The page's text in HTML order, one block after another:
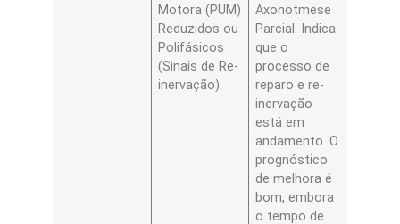
Motora (PUM)
Reduzidos ou
Polifásicos
(Sinais de Re-
inervação).
Axonotmese
Parcial. Indica
que o
processo de
reparo e re-
inervação
está em
andamento. O
prognóstico
de melhora é
bom, embora
o tempo de